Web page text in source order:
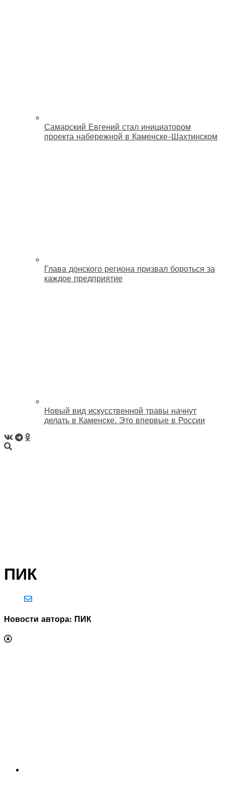
Самарский Евгений стал инициатором
проекта набережной в Каменске-Шахтинском
Глава донского региона призвал бороться за
каждое предприятие
Новый вид искусственной травы начнут
делать в Каменске. Это впервые в России
ПИК
Новости автора: ПИК